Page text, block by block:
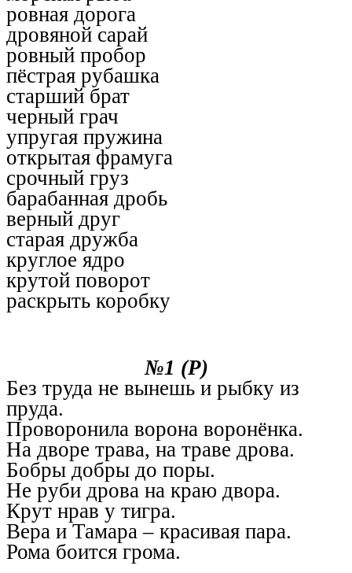
ровная дорога
дровяной сарай
ровный пробор
пёстрая рубашка
старший брат
черный грач
упругая пружина
открытая фрамуга
срочный груз
барабанная дробь
верный друг
старая дружба
круглое ядро
крутой поворот
раскрыть коробку
№1 (Р)
Без труда не вынешь и рыбку из
пруда.
Проворонила ворона воронёнка.
На дворе трава, на траве дрова.
Бобры добры до поры.
Не руби дрова на краю двора.
Крут нрав у тигра.
Вера и Тамара – красивая пара.
Рома боится грома.